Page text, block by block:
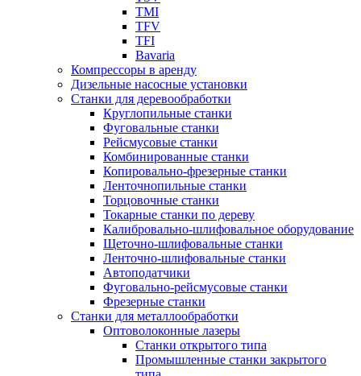
TMI
TFV
TFI
Bavaria
Компрессоры в аренду
Дизельные насосные установки
Станки для деревообработки
Круглопильные станки
Фуговальные станки
Рейсмусовые станки
Комбинированные станки
Копировально-фрезерные станки
Ленточнопильные станки
Торцовочные станки
Токарные станки по дереву
Калибровально-шлифовальное оборудование
Щеточно-шлифовальные станки
Ленточно-шлифовальные станки
Автоподатчики
Фуговально-рейсмусовые станки
Фрезерные станки
Станки для металлообработки
Оптоволоконные лазеры
Станки открытого типа
Промышленные станки закрытого